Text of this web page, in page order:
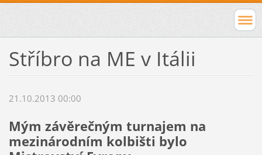
Stříbro na ME v Itálii
21.10.2013 00:00
Mým závěrečným turnajem na
mezinárodním kolbišti bylo